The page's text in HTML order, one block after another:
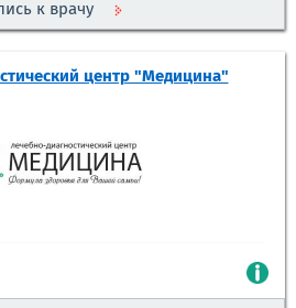
к врачу
центр "Медицина"